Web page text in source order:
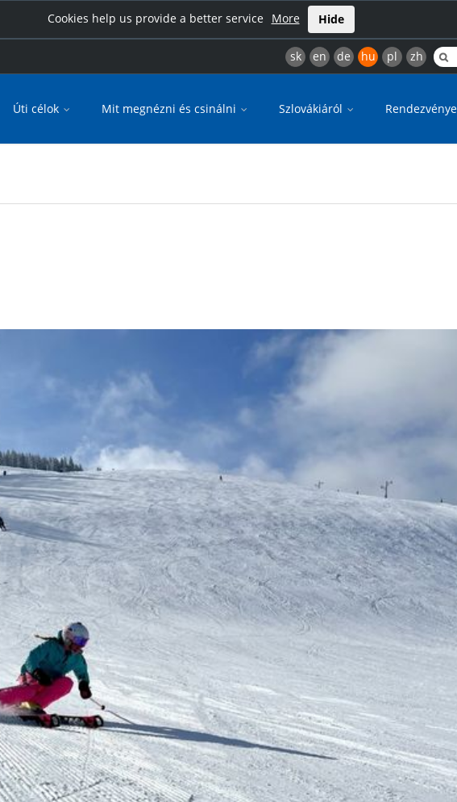
Cookies help us provide a better service More Hide
sk en de hu pl zh
Úti célok Mit megnézni és csinálni Szlovákiáról